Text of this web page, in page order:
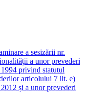
a sesizării nr.
a unor prevederi
privind statutul
articolului 7 lit. e)
și a unor prevederi